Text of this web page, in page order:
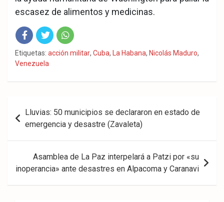
escasez de alimentos y medicinas.
Fac Twit Wha
Etiquetas: acción militar, Cuba, La Habana, Nicolás Maduro,
Venezuela
Navegación
de
entradas
Lluvias: 50 municipios se declararon en estado de
emergencia y desastre (Zavaleta)
Asamblea de La Paz interpelará a Patzi por «su
inoperancia» ante desastres en Alpacoma y Caranavi